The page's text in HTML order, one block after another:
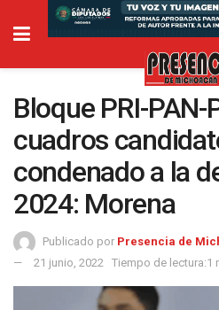
Bloque PRI-PAN-
cuadros
condenado a la
2024: Morena
Publicado por Presencia de
21 junio, 2022
Tiempo de lectura:1